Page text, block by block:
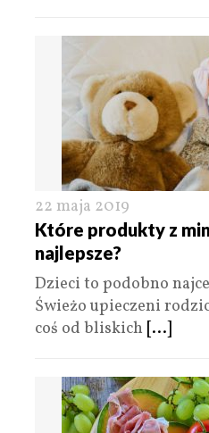
22 maja 2019
Które produkty z
najlepsze?
Dzieci to podobno
Świeżo upieczeni
coś od bliskich [...]